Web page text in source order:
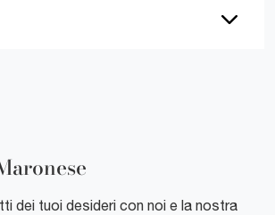
dei tuoi desideri con noi e la nostra